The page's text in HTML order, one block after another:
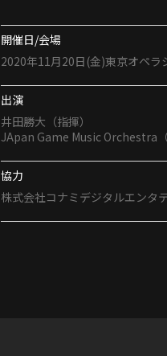
開催日/会場
2020年11月20日(金)東京オペラ
出演
井田勝大（指揮）
JApan Game Music Orchestra（
協力
株式会社コナミデジタルエンタ